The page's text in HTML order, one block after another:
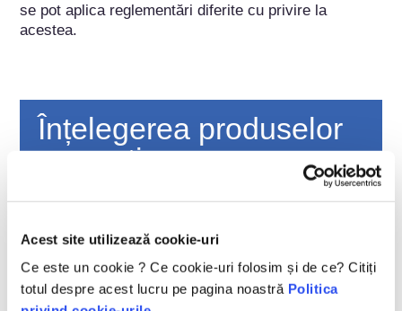
Acest site utilizează cookie-uri
Ce este un cookie ? Ce cookie-uri folosim și de ce? Citiți
totul despre acest lucru pe pagina noastră Politica
se pot aplica reglementări diferite cu privire la
acestea.
Înțelegerea produselor
cosmetice
în Europa?
și de îngrijire personală vândute în Uniunea
Europeană sunt sigure pentru utilizare.